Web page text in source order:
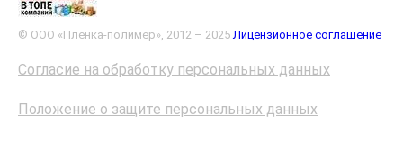
© ООО «Пленка-полимер», 2012 – 2025 Лицензионное соглашение
Согласие на обработку персональных данных
Положение о защите персональных данных